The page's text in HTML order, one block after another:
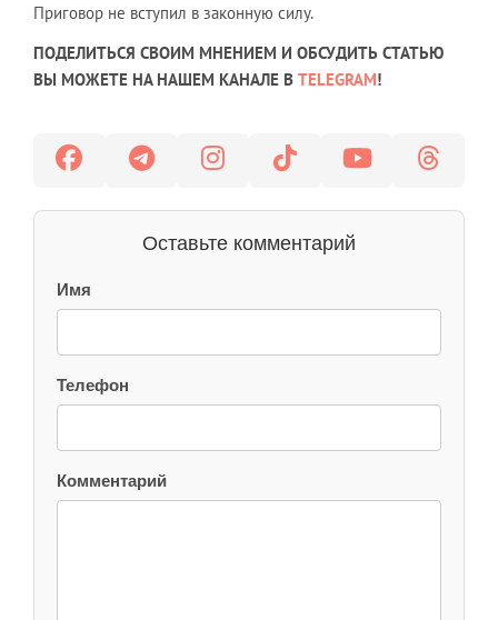
Приговор не вступил в законную силу.
ПОДЕЛИТЬСЯ СВОИМ МНЕНИЕМ И ОБСУДИТЬ СТАТЬЮ
ВЫ МОЖЕТЕ НА НАШЕМ КАНАЛЕ В TELEGRAM!
Оставьте комментарий
Имя
Телефон
Комментарий